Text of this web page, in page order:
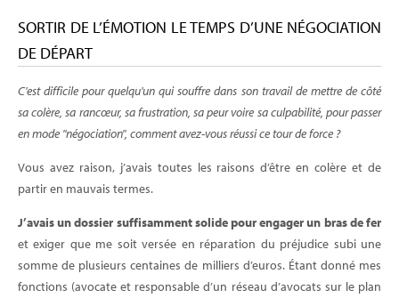
SORTIR DE L’ÉMOTION LE TEMPS D’UNE NÉGOCIATION
DE DÉPART
C'est difficile pour quelqu'un qui souffre dans son travail de mettre de côté
sa colère, sa rancœur, sa frustration, sa peur voire sa culpabilité, pour passer
en mode "négociation", comment avez-vous réussi ce tour de force ?
Vous avez raison, j’avais toutes les raisons d’être en colère et de
partir en mauvais termes.
J’avais un dossier suffisamment solide pour engager un bras de fer
et exiger que me soit versée en réparation du préjudice subi une
somme de plusieurs centaines de milliers d’euros. Étant donné mes
fonctions (avocate et responsable d’un réseau d’avocats sur le plan